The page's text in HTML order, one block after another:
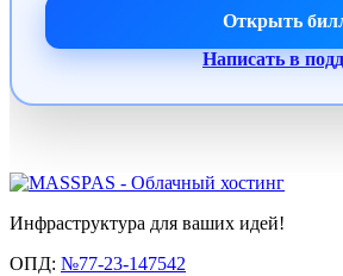
Открыть
Написать в
Инфраструктура для ваших идей!
ОПД: №77-23-147542